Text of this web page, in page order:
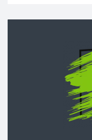
Женские ботинки на
Кожаные ботинки на
Белые кожаные
Ботинки женские
Ботинки женские
Лаковые ботинки на